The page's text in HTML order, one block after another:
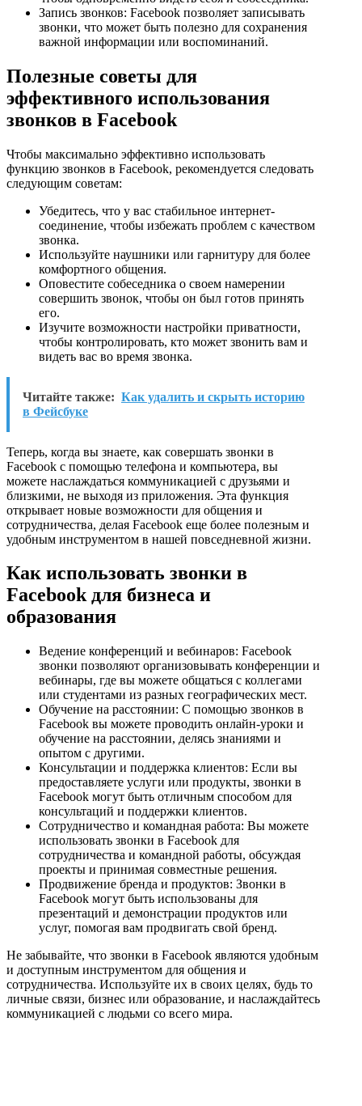
Запись звонков: Facebook позволяет записывать
звонки, что может быть полезно для сохранения
важной информации или воспоминаний.
Полезные советы для
эффективного использования
звонков в Facebook
Чтобы максимально эффективно использовать
функцию звонков в Facebook, рекомендуется следовать
следующим советам:
Убедитесь, что у вас стабильное интернет-
соединение, чтобы избежать проблем с качеством
звонка.
Используйте наушники или гарнитуру для более
комфортного общения.
Оповестите собеседника о своем намерении
совершить звонок, чтобы он был готов принять
его.
Изучите возможности настройки приватности,
чтобы контролировать, кто может звонить вам и
видеть вас во время звонка.
Читайте также: Как удалить и скрыть историю
в Фейсбуке
Теперь, когда вы знаете, как совершать звонки в
Facebook с помощью телефона и компьютера, вы
можете наслаждаться коммуникацией с друзьями и
близкими, не выходя из приложения. Эта функция
открывает новые возможности для общения и
сотрудничества, делая Facebook еще более полезным и
удобным инструментом в нашей повседневной жизни.
Как использовать звонки в
Facebook для бизнеса и
образования
Ведение конференций и вебинаров: Facebook
звонки позволяют организовывать конференции и
вебинары, где вы можете общаться с коллегами
или студентами из разных географических мест.
Обучение на расстоянии: С помощью звонков в
Facebook вы можете проводить онлайн-уроки и
обучение на расстоянии, делясь знаниями и
опытом с другими.
Консультации и поддержка клиентов: Если вы
предоставляете услуги или продукты, звонки в
Facebook могут быть отличным способом для
консультаций и поддержки клиентов.
Сотрудничество и командная работа: Вы можете
использовать звонки в Facebook для
сотрудничества и командной работы, обсуждая
проекты и принимая совместные решения.
Продвижение бренда и продуктов: Звонки в
Facebook могут быть использованы для
презентаций и демонстрации продуктов или
услуг, помогая вам продвигать свой бренд.
Не забывайте, что звонки в Facebook являются удобным
и доступным инструментом для общения и
сотрудничества. Используйте их в своих целях, будь то
личные связи, бизнес или образование, и наслаждайтесь
коммуникацией с людьми со всего мира.